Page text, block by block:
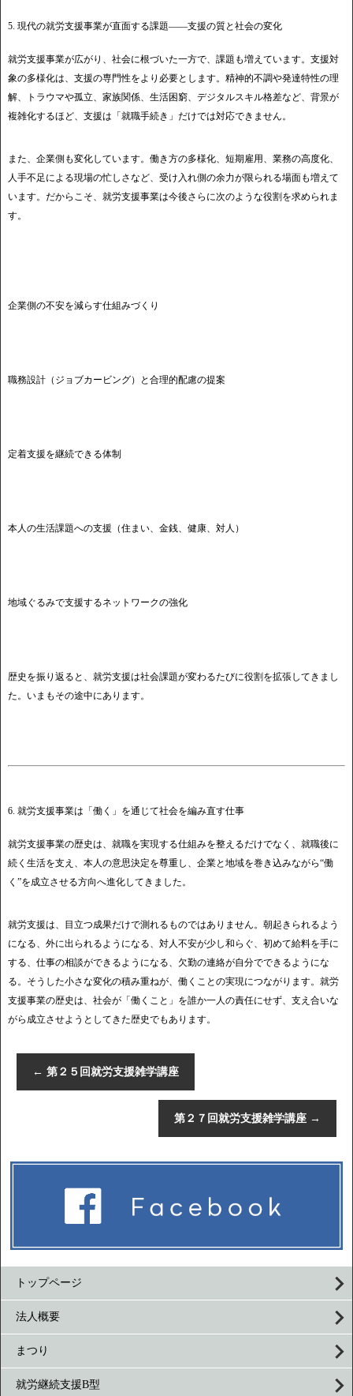
5. 現代の就労支援事業が直面する課題――支援の質と社会の変化
就労支援事業が広がり、社会に根づいた一方で、課題も増えています。支援対
象の多様化は、支援の専門性をより必要とします。精神的不調や発達特性の理
解、トラウマや孤立、家族関係、生活困窮、デジタルスキル格差など、背景が
複雑化するほど、支援は「就職手続き」だけでは対応できません。
また、企業側も変化しています。働き方の多様化、短期雇用、業務の高度化、
人手不足による現場の忙しさなど、受け入れ側の余力が限られる場面も増えて
います。だからこそ、就労支援事業は今後さらに次のような役割を求められま
す。
企業側の不安を減らす仕組みづくり
職務設計（ジョブカービング）と合理的配慮の提案
定着支援を継続できる体制
本人の生活課題への支援（住まい、金銭、健康、対人）
地域ぐるみで支援するネットワークの強化
歴史を振り返ると、就労支援は社会課題が変わるたびに役割を拡張してきまし
た。いまもその途中にあります。
6. 就労支援事業は「働く」を通じて社会を編み直す仕事
就労支援事業の歴史は、就職を実現する仕組みを整えるだけでなく、就職後に
続く生活を支え、本人の意思決定を尊重し、企業と地域を巻き込みながら“働
く”を成立させる方向へ進化してきました。
就労支援は、目立つ成果だけで測れるものではありません。朝起きられるよう
になる、外に出られるようになる、対人不安が少し和らぐ、初めて給料を手に
する、仕事の相談ができるようになる、欠勤の連絡が自分でできるようにな
る。そうした小さな変化の積み重ねが、働くことの実現につながります。就労
支援事業の歴史は、社会が「働くこと」を誰か一人の責任にせず、支え合いな
がら成立させようとしてきた歴史でもあります。
← 第２５回就労支援雑学講座
第２７回就労支援雑学講座 →
トップページ
法人概要
まつり
就労継続支援B型